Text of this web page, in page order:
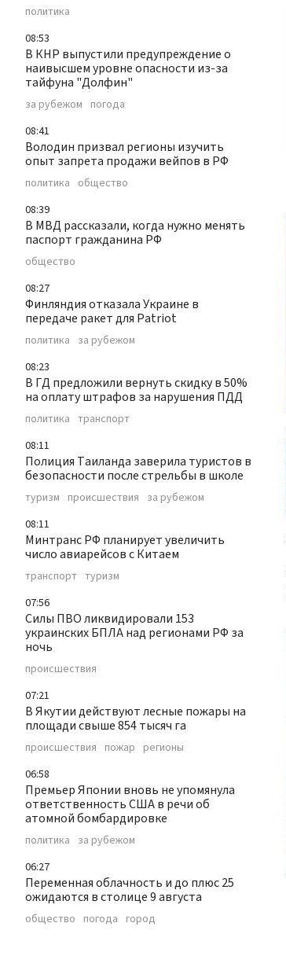
политика
08:53
В КНР выпустили предупреждение о
наивысшем уровне опасности из-за
тайфуна "Долфин"
за рубежом погода
08:41
Володин призвал регионы изучить
опыт запрета продажи вейпов в РФ
политика общество
08:39
В МВД рассказали, когда нужно менять
паспорт гражданина РФ
общество
08:27
Финляндия отказала Украине в
передаче ракет для Patriot
политика за рубежом
08:23
В ГД предложили вернуть скидку в 50%
на оплату штрафов за нарушения ПДД
политика транспорт
08:11
Полиция Таиланда заверила туристов в
безопасности после стрельбы в школе
туризм происшествия за рубежом
08:11
Минтранс РФ планирует увеличить
число авиарейсов с Китаем
транспорт туризм
07:56
Силы ПВО ликвидировали 153
украинских БПЛА над регионами РФ за
ночь
происшествия
07:21
В Якутии действуют лесные пожары на
площади свыше 854 тысяч га
происшествия пожар регионы
06:58
Премьер Японии вновь не упомянула
ответственность США в речи об
атомной бомбардировке
политика за рубежом
06:27
Переменная облачность и до плюс 25
ожидаются в столице 9 августа
общество погода город